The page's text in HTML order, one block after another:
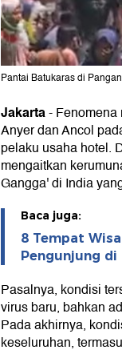
Pantai Batukaras di
Jakarta-
Anyer dan Ancol
pelaku usaha hotel.
mengaitkan
Gangga' di India
Baca juga:
8 Tempat
Pengunjung
Pasalnya, kondisi
virus baru, bahkan
Pada akhirnya,
keseluruhan,